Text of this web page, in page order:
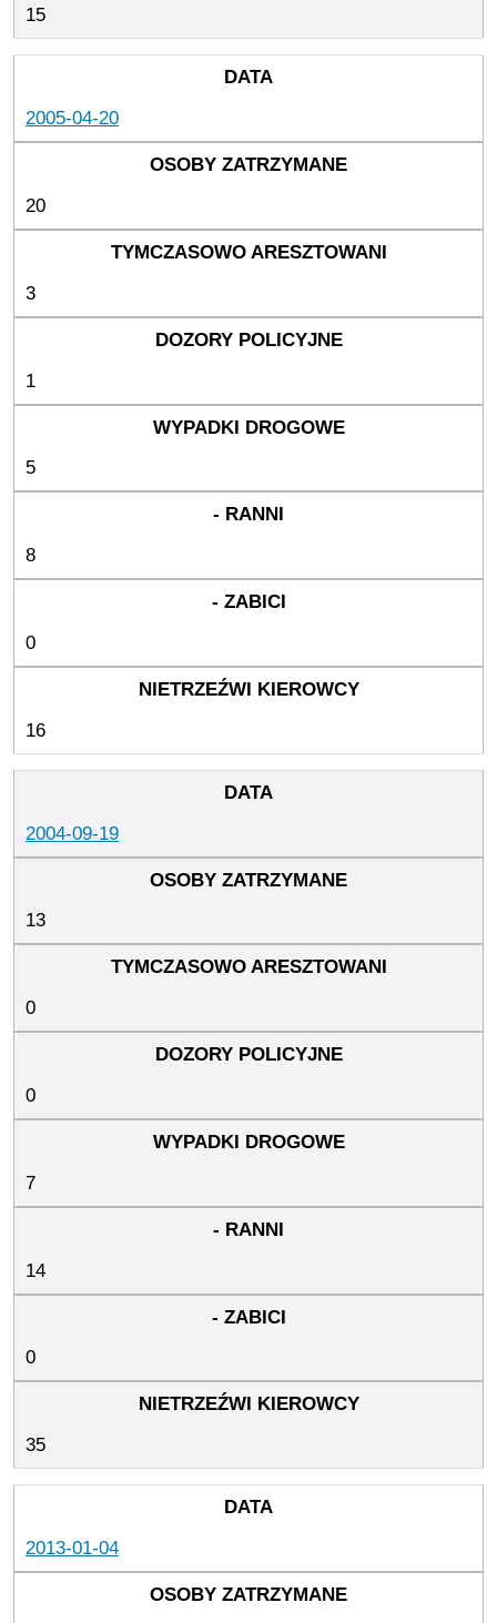
15
2005-04-20
20
3
1
5
8
0
16
2004-09-19
13
0
0
7
14
0
35
2013-01-04